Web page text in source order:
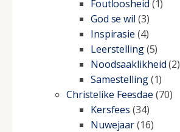
Foutloosheid (1)
God se wil (3)
Inspirasie (4)
Leerstelling(5)
Noodsaaklikheid(2)
Samestelling(1)
Christelike Feesdae (70)
Kersfees (34)
Nuwejaar(16)